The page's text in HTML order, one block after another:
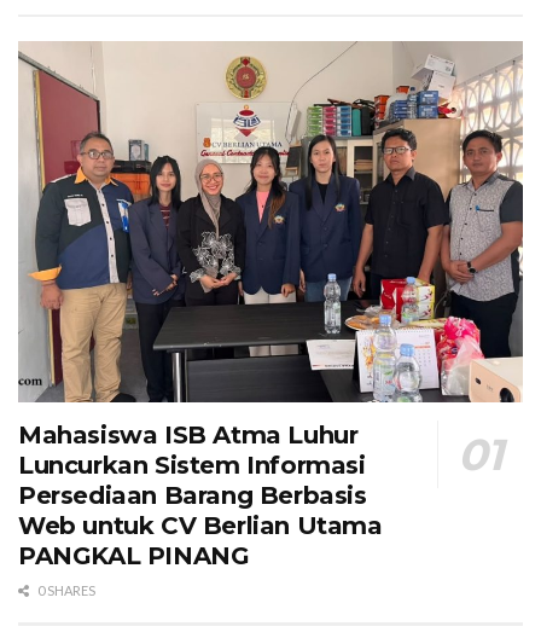
Mahasiswa ISB Atma Luhur
Luncurkan Sistem Informasi
Persediaan Barang Berbasis
Web untuk CV Berlian Utama​
PANGKAL PINANG
0 SHARES